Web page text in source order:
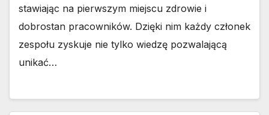
stawiając na pierwszym miejscu zdrowie i
dobrostan pracowników. Dzięki nim każdy członek
zespołu zyskuje nie tylko wiedzę pozwalającą
unikać…